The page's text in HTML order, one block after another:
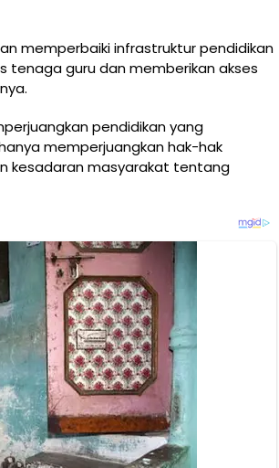
memperbaiki infrastruktur pendidikan
tenaga guru dan memberikan akses
pendidikan yang
memperjuangkan hak-hak
kesadaran masyarakat tentang